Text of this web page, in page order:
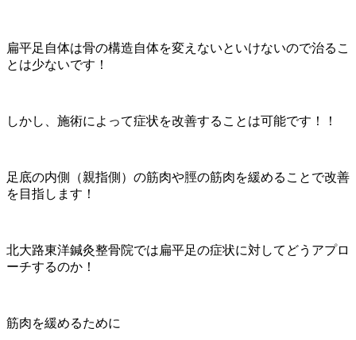
扁平足自体は骨の構造自体を変えないといけないので治るこ
とは少ないです！
しかし、施術によって症状を改善することは可能です！！
足底の内側（親指側）の筋肉や脛の筋肉を緩めることで改善
を目指します！
北大路東洋鍼灸整骨院では扁平足の症状に対してどうアプロ
ーチするのか！
筋肉を緩めるために